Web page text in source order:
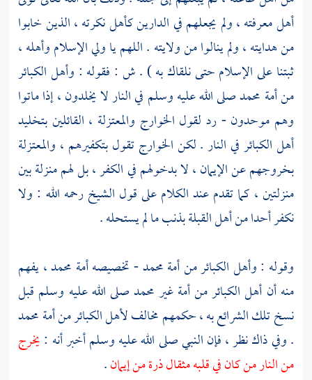
أهل معرفته ، ولم يجعلهم في الدارين كأهل نكرته ، الذين خابوا
من هدايته ، ولم ينالوا من ولايته . اللهم يا ولي الإسلام وأهله ،
ثبتنا على الإسلام حتى نلقاك به ) . ش : فقوله : وأهل الكبائر
من أمة محمدصلى الله عليه وسلم في النار لا يخلدون ، إذا ماتوا
وهم موحدون - رد لقول الخوارج والمعتزلة ، القائلين بتخليد
أهل الكبائر في النار . لكنالخوارجتقول بتكفيرهم ، والمعتزلة
بخروجهم عن الإيمان ، لا بدخولهم في الكفر ، بل لهم منزلة بين
منزلتين ، كما تقدم عند الكلام على قول الشيخ رحمه الله : ولا
نكفر أحدا من أهل القبلة بذنب ما لم يستحله .
وقوله : وأهل الكبائر من أمةمحمد- تخصيصه أمة محمد ،يفهم
منه أن أهل الكبائر من أمة غيرمحمدصلى الله عليه وسلم قبل
نسخ تلك الشرائع به ، حكمهم مخالف لأهل الكبائر من أمةمحمد
. وفي ذاك نظر ، فإن النبي صلى الله عليه وسلم أخبر أنه :يخرج
من النار من كان في قلبه مثقال ذرة من إيمان.